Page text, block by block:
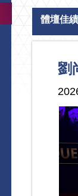
體壇佳績
劉